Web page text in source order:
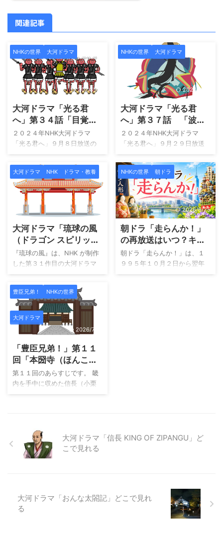
関連記事
NHKの世界 大河ドラマ
2024/9/6
大河ドラマ「光る君
へ」第３４話「目覚
め」 中宮彰子が、伊
周が、何に目覚めまし
た？
２０２４年NHK大河ドラマ
「光る君へ」９月８日放送の
第３４話です。 今回タイトル
は「目覚め」です。 この回の
気になったところを紹介しま
す。 動画配信サービス「大河
ドラマ」はU-nexが最適です。
過去の放送も一気に鑑賞で
き、現在の放送回に追いつい
て視聴が可能です。 誰が、何
に目覚めたのか？ 中宮彰子
た？ あくまでも推測ですが、
藤原道長の娘として生まれ育
そのまま父道長であったので
はないでしょうか。中宮彰子
が生まれ育った時期は、道長
にとっても権力闘争の時期と
NHKの世界 大河ドラマ
2024/9/27
大河ドラマ「光る君
へ」第３７話 「波
紋」とは、同心円状に
拡がるもの…
２０２４年NHK大河ドラマ
「光る君へ」９月２９日放送
の第３７話です。 今回タイト
ルは「波紋」です。 この回の
気になったところを紹介しま
す。 動画配信サービス「大河
ドラマ」はU-nexが最適です。
過去の放送も一気に鑑賞で
き、現在の放送回に追いつい
て視聴が可能です。 NHKオン
デマンド（９９０ポイント使
れる１，２００ポイントで見
放題！ U-next経由でNHKオン
大河ドラマ NHK ドラマ・教養
2026/7/16
大河ドラマ「琉球の風
（ドラゴン スピリッ
ト）」配信どこでみれ
る？
『琉球の風』は、NHK が制作
した第３１作目の大河ドラマ
で、１９９３年（平成５年）
に放送されました。本作は、
大河ドラマが１年間放送され
るなかで、異例の“半年放
送”（１月から６月まで）の作
品でした。（この他は、「炎
立つ」、「花の乱」の３作）
その舞台は沖縄――かつて独
立王国として栄えていた琉球
（明）や東南アジア、日本の
間で微妙なバランスを取りな
れ道を迎えます。 このドラマ
は、そんな“激動の時代”を背景
に、理想 ...
NHKの世界 朝ドラ
2026/6/25
朝ドラ「走らんか！」
の再放送はいつ？キャ
スト あらすじ U－
NEXT配信情報まとめ
朝ドラ「走らんか！」は、１
９９５年１０月２日から翌年
３月３日まで放送された第５
している方は、ぜひ ...
豊臣兄弟！ NHKの世界
大河ドラマ
2026/7/31
「豊臣兄弟！」第１１
回「本圀寺（ほんこく
じ）の変」タイトルの
意味と感想
第１１回のあらすじです。 畿
内を手中に収めた信長（小栗
旬）は、小一郎（仲野太賀）
を介し、堺の商人・今井宗久
（和田正人）らに、矢銭二万
貫を納めさせろというのだ。
義昭（尾上右近）を引きずり
下ろしたい三好三人衆が、信
大河ドラマ「信長 KING OF ZIPANGU」ど
こで見れる
大河ドラマ「おんな太閤記」どこで見れ
る